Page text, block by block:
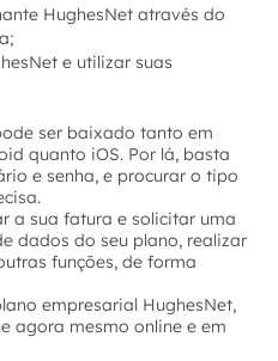
HughesNet através do
e utilizar suas
ser baixado tanto em
quanto iOS. Por lá, basta
e senha, e procurar o tipo
a sua fatura e solicitar uma
dados do seu plano, realizar
funções, de forma
empresarial HughesNet,
agora mesmo online e em